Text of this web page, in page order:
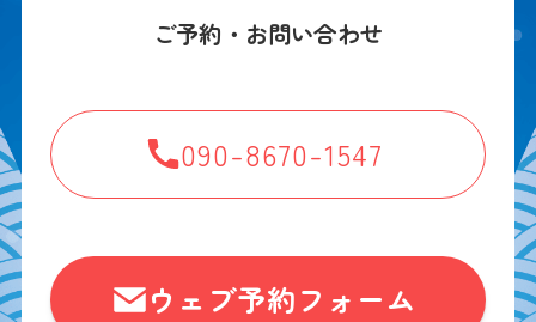
ご予約・お問い合わせ
090-8670-1547
ウェブ予約フォーム